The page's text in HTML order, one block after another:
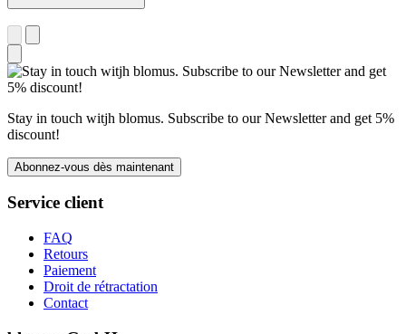
Stay in touch witjh blomus. Subscribe to our Newsletter and get 5%
discount!
Abonnez-vous dès maintenant
Service client
FAQ
Retours
Paiement
Droit de rétractation
Contact